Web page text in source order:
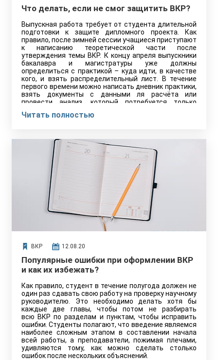
Что делать, если не смог защитить ВКР?
Выпускная работа требует от студента длительной
подготовки к защите дипломного проекта. Как
правило, после зимней сессии учащиеся приступают
к написанию теоретической части после
утверждения темы ВКР. К концу апреля выпускники
бакалавра и магистратуры уже должны
определиться с практикой – куда идти, в качестве
кого, и взять распределительный лист. В течение
первого времени можно написать дневник практики,
взять документы с данными ля расчёта или
провести анализ, который потребуется только
приходится отменять важные дела, чтобы успеть
просто провалил её.
Читать полностью
ВКР 12.08.20
Популярные ошибки при оформлении ВКР
и как их избежать?
Как правило, студент в течение полугода должен не
один раз сдавать свою работу на проверку научному
руководителю. Это необходимо делать хотя бы
каждые две главы, чтобы потом не разбирать
всю ВКР по разделам и пунктам, чтобы исправить
ошибки. Студенты полагают, что введение являемся
наиболее сложным этапом в составлении начала
всей работы, а преподаватели, пожимая плечами,
удивляются тому, как можно сделать столько
ошибок после нескольких объяснений.